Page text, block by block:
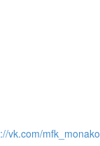
vk.com/mfk_monako